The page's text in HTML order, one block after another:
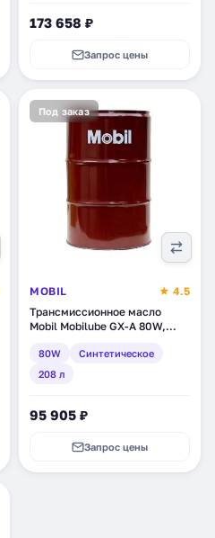
173 658 ₽
Запрос цены
Под заказ
MOBIL
★ 4.5
Трансмиссионное масло
Mobil Mobilube GX-A 80W,
(152979)
80W
Синтетическое
208 л
95 905 ₽
Запрос цены